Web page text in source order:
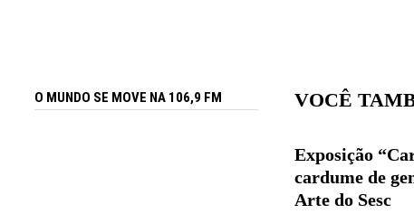
VOCÊ
Exposição
cardume de
Arte do Sesc
O MUNDO SE MOVE NA 106,9 FM